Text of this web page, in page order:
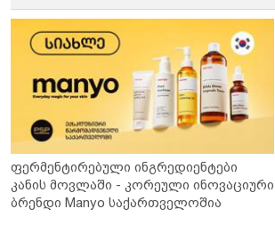
ფერმენტირებული ინგრედიენტები
კანის მოვლაში - კორეული ინოვაციური
ბრენდი Manyo საქართველოშია